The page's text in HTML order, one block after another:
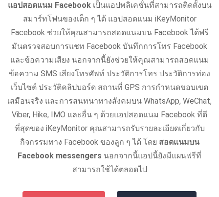
แอปสอดแนม Facebookเป็นแอปพลิเคชั่นที่สามารถติดตั้งบน
สมาร์ทโฟนของเด็ก ๆ ได้ แอปสอดแนม iKeyMonitor
Facebook ช่วยให้คุณสามารถสอดแนมบน Facebook ได้ฟรี
มันตรวจสอบการแชท Facebook บันทึกการโทร Facebook
และข้อความเสียง นอกจากนี้ยังช่วยให้คุณสามารถสอดแนม
ข้อความ SMS เสียงโทรศัพท์ ประวัติการโทร ประวัติการท่อง
เว็บไซต์ ประวัติคลิปบอร์ด สถานที่ GPS การกำหนดขอบเขต
เสมือนจริง และการสนทนาทางสังคมบน WhatsApp, WeChat,
Viber, Hike, IMO และอื่น ๆ ด้วยแอปสอดแนม Facebook ที่ดี
ที่สุดของ iKeyMonitor คุณสามารถรับรายละเอียดเกี่ยวกับ
กิจกรรมทาง Facebook ของลูก ๆ ได้ โดย สอดแนมบน
Facebook messengers นอกจากนี้แอปนี้ยังมีแผนฟรีที่
สามารถใช้ได้ตลอดไป